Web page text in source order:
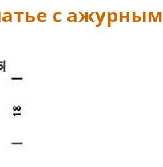
с ажурным